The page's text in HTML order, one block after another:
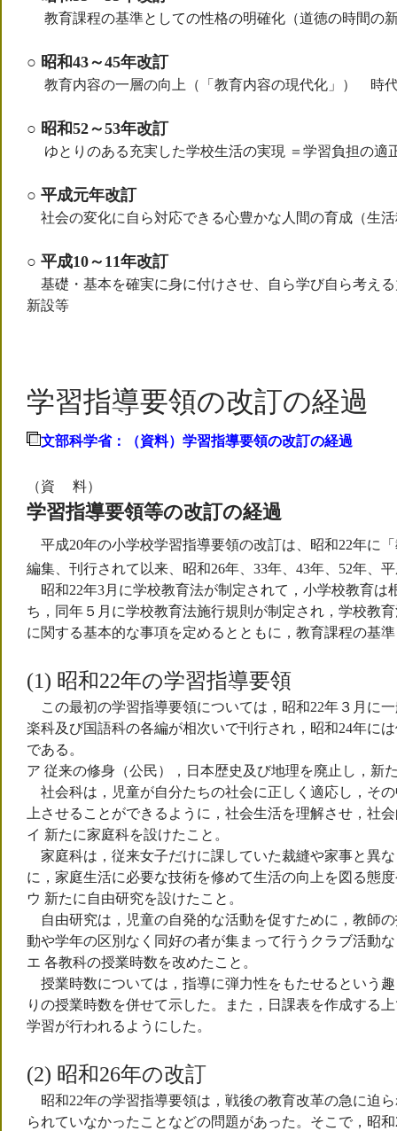
教育課程の基準としての性格の明確化（道徳の時間の
○ 昭和43～45年改訂
教育内容の一層の向上（「教育内容の現代化」） 時
○ 昭和52～53年改訂
ゆとりのある充実した学校生活の実現 ＝学習負担の適
○ 平成元年改訂
社会の変化に自ら対応できる心豊かな人間の育成（生
○ 平成10～11年改訂
基礎・基本を確実に身に付けさせ、自ら学び自ら考え
新設等
学習指導要領の改訂の経過
文部科学省：（資料）学習指導要領の改訂の経過
（資 料）
学習指導要領等の改訂の経過
平成20年の小学校学習指導要領の改訂は、 昭和22年に
編集、刊行されて以来、昭和26年、33年、43年、52年、
昭和22年3月に学校教育法が制定されて，小学校教育は
ち，同年５月に学校教育法施行規則が制定され，学校教
に関する基本的な事項を定めるとともに，教育課程の基
(1) 昭和22年の学習指導要領
この最初の学習指導要領については，昭和22年３月に
楽科及び国語科の各編が相次いで刊行され，昭和24年に
である。
ア 従来の修身（公民），日本歴史及び地理を廃止し，新
社会科は，児童が自分たちの社会に正しく適応し，そ
上させることができるように，社会生活を理解させ，社
イ 新たに家庭科を設けたこと。
家庭科は，従来女子だけに課していた裁縫や家事と異
に，家庭生活に必要な技術を修めて生活の向上を図る態
ウ 新たに自由研究を設けたこと。
自由研究は，児童の自発的な活動を促すために，教師
動や学年の区別なく同好の者が集まって行うクラブ活動
エ 各教科の授業時数を改めたこと。
授業時数については，指導に弾力性をもたせるという
りの授業時数を併せて示した。また，日課表を作成する
学習が行われるようにした。
(2) 昭和26年の改訂
昭和22年の学習指導要領は，戦後の教育改革の急に迫
られていなかったことなどの問題があった。そこで，昭